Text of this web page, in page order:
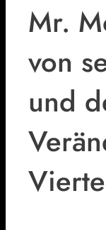
Mr.
von
und